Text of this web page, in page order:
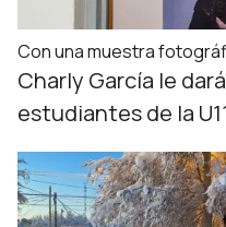
Con una muestra
Charly García le
estudiantes de la